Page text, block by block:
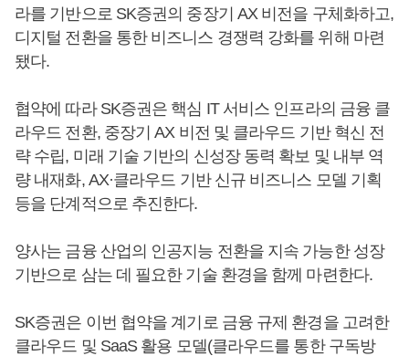
라를 기반으로 SK증권의 중장기 AX 비전을 구체화하고,
디지털 전환을 통한 비즈니스 경쟁력 강화를 위해 마련
됐다.
협약에 따라 SK증권은 핵심 IT 서비스 인프라의 금융 클
라우드 전환, 중장기 AX 비전 및 클라우드 기반 혁신 전
략 수립, 미래 기술 기반의 신성장 동력 확보 및 내부 역
량 내재화, AX·클라우드 기반 신규 비즈니스 모델 기획
등을 단계적으로 추진한다.
양사는 금융 산업의 인공지능 전환을 지속 가능한 성장
기반으로 삼는 데 필요한 기술 환경을 함께 마련한다.
SK증권은 이번 협약을 계기로 금융 규제 환경을 고려한
클라우드 및 SaaS 활용 모델(클라우드를 통한 구독방